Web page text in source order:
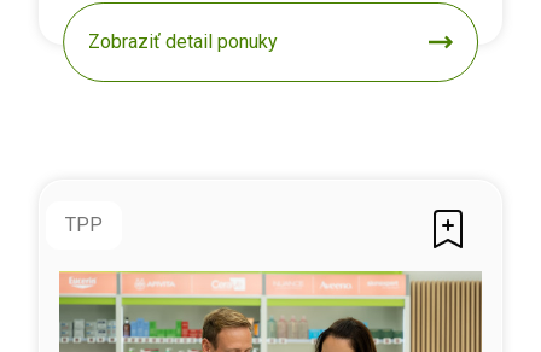
Zobraziť detail ponuky
TPP